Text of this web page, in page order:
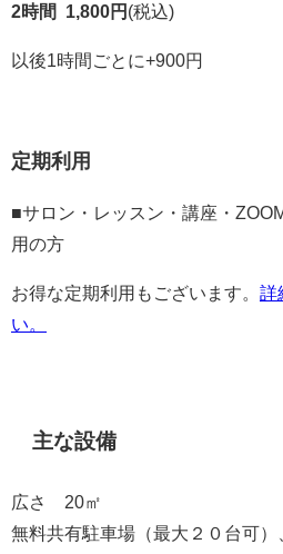
2時間 1,800円 (税込)
以後1時間ごとに+900円
定期利用
■サロン・レッスン・講座・
用の方
お得な定期利用もございます。 詳
い。
主な設備
広さ 20㎡
無料共有駐車場（最大２０台可）